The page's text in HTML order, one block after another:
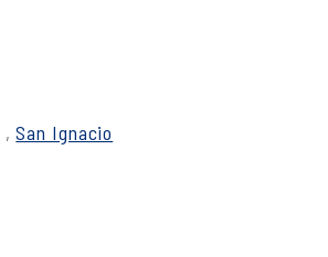
,San Ignacio